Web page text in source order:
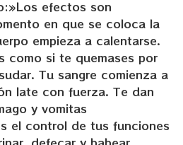
efectos son
en que se coloca la
empieza a calentarse.
como si te quemases por
Tu sangre comienza a
late con fuerza. Te dan
y vomitas
el control de tus funciones